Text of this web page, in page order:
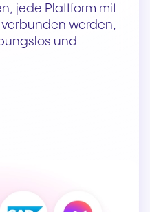
jede Plattform mit
verbunden werden,
und